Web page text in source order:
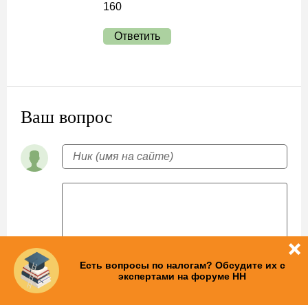
160
Ответить
Ваш вопрос
Есть вопросы по налогам? Обсудите их с
экспертами на форуме НН